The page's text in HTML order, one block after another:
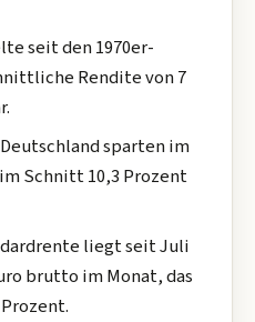
seit den 1970er-
Rendite von 7
sparten im
Schnitt 10,3 Prozent
liegt seit Juli
brutto im Monat, das